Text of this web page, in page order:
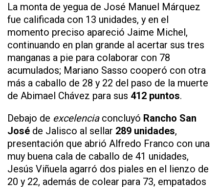
La monta de yegua de José Manuel Márquez
fue calificada con 13 unidades, y en el
momento preciso apareció Jaime Michel,
continuando en plan grande al acertar sus tres
manganas a pie para colaborar con 78
acumulados; Mariano Sasso cooperó con otra
más a caballo de 28 y 22 del paso de la muerte
de Abimael Chávez para sus 412 puntos.
Debajo de excelencia concluyó Rancho San
José de Jalisco al sellar 289 unidades,
presentación que abrió Alfredo Franco con una
muy buena cala de caballo de 41 unidades,
Jesús Viñuela agarró dos piales en el lienzo de
20 y 22, además de colear para 73, empatados